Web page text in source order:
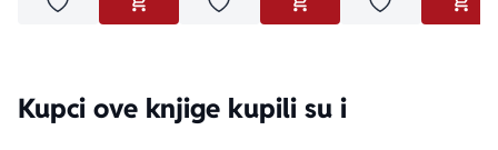
Dodaj u omiljeneDODAJ U KORPUDodaj u omiljeneDODAJ U KORPU
Dodaj u
Kupci ove knjige kupili su i